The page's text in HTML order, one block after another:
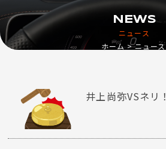
ニュース
NEWS
ホーム ニュース
井上尚弥VSネリ！